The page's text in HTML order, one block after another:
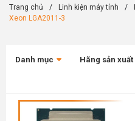
Trang chủ / Linh kiện máy tính /
Xeon LGA2011-3
Danh mục Hãng sản xuất